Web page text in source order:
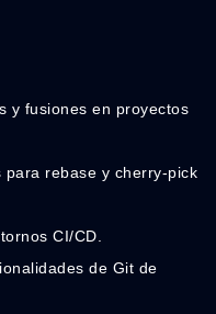
y fusiones en proyectos
para rebase y cherry-pick
CI/CD.
de Git de